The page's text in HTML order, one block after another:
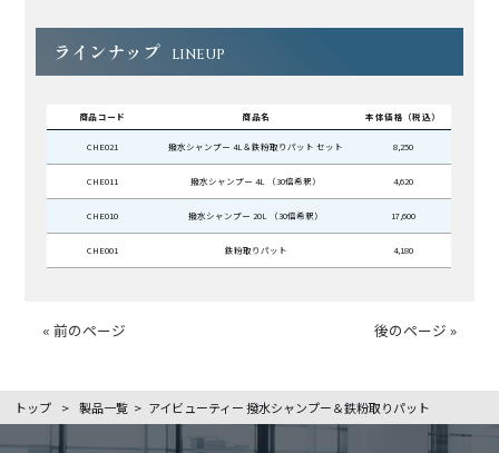
ラインナップ LINEUP
商品コード 商品名 本体価格（税込）
CHE021 撥水シャンプー 4L＆鉄粉取りパット セット 8,250
CHE011 撥水シャンプー 4L （30倍希釈） 4,620
CHE010 撥水シャンプー 20L （30倍希釈） 17,600
CHE001 鉄粉取りパット 4,180
« 前のページ 後のページ »
トップ > 製品一覧 > アイビューティー 撥水シャンプー＆鉄粉取りパット